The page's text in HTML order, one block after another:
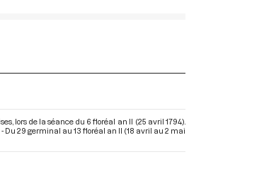
lors de la séance du 6 floréal an II (25 avril 1794).
Du 29 germinal au 13 floréal an II (18 avril au 2 mai